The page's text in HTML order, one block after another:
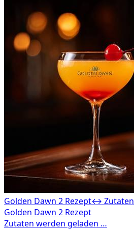
Golden Dawn 2 Rezept↔ Zutaten